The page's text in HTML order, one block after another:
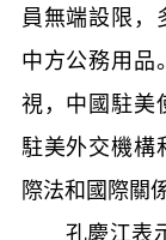
員無端設限，
中方公務用品
視，中國駐美
駐美外交機構
際法和國際關
孔慶江表示